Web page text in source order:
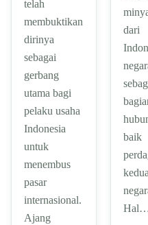
telah
membuktikan
dirinya
sebagai
gerbang
utama bagi
pelaku usaha
Indonesia
untuk
menembus
pasar
internasional.
Ajang
dari
baik
kedua